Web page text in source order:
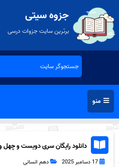
جزوه سیتی
برترین سایت جزوات درسی
منو
دانلود رایگان سری دویست و
جامعه شناسی دهم انسانی به همراه pdf
17 دسامبر 2025 دهم انسانی